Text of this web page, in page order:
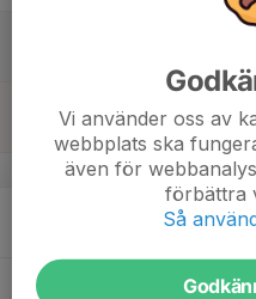
20
Vi använder oss av
webbplats ska
även för
förbättra
Så